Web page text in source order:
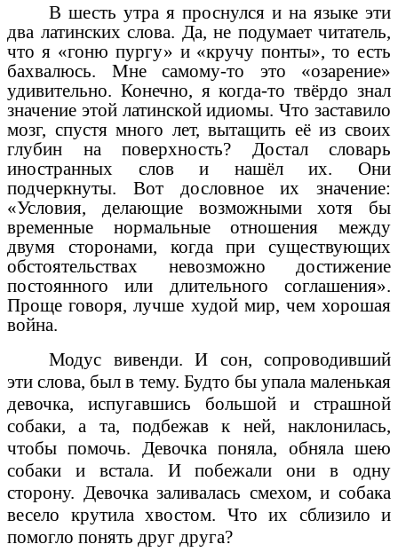
В шесть утра я проснулся и на языке эти
два латинских слова. Да, не подумает читатель,
что я «гоню пургу» и «кручу понты», то есть
бахвалюсь. Мне самому-то это «озарение»
удивительно. Конечно, я когда-то твёрдо знал
значение этой латинской идиомы. Что заставило
мозг, спустя много лет, вытащить её из своих
глубин на поверхность? Достал словарь
иностранных слов и нашёл их. Они
подчеркнуты. Вот дословное их значение:
«Условия, делающие возможными хотя бы
временные нормальные отношения между
двумя сторонами, когда при существующих
обстоятельствах невозможно достижение
постоянного или длительного соглашения».
Проще говоря, лучше худой мир, чем хорошая
война.
Модус вивенди. И сон, сопроводивший
эти слова, был в тему. Будто бы упала маленькая
девочка, испугавшись большой и страшной
собаки, а та, подбежав к ней, наклонилась,
чтобы помочь. Девочка поняла, обняла шею
собаки и встала. И побежали они в одну
сторону. Девочка заливалась смехом, и собака
весело крутила хвостом. Что их сблизило и
помогло понять друг друга?